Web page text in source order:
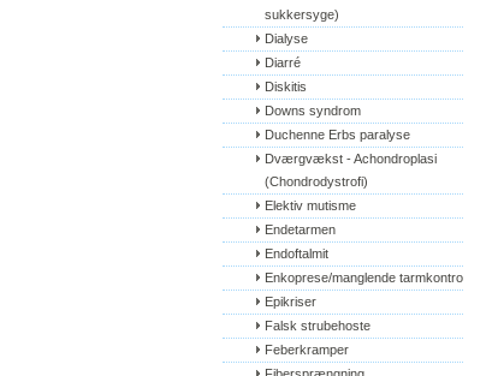
sukkersyge)
Dialyse
Diarré
Diskitis
Downs syndrom
Duchenne Erbs paralyse
Dværgvækst - Achondroplasi
(Chondrodystrofi)
Elektiv mutisme
Endetarmen
Endoftalmit
Enkoprese/manglende tarmkontrol
Epikriser
Falsk strubehoste
Feberkramper